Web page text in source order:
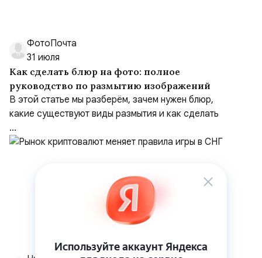
ФотоПочта
31 июля
Как сделать блюр на фото: полное
руководство по размытию изображений
В этой статье мы разберём, зачем нужен блюр,
какие существуют виды размытия и как сделать
...